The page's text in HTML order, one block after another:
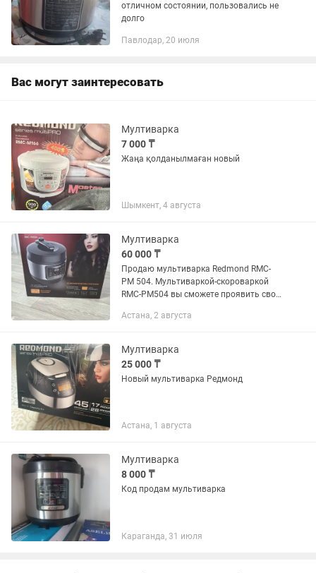
отличном состоянии, пользовались не
долго
Павлодар, 20 июля
Вас могут заинтересовать
Мултиварка
7 000 ₸
Жаңа қолданылмаған новый
Шымкент, 4 августа
Мултиварка
60 000 ₸
Продаю мультиварка Redmond RMC-
PM 504. Мультиваркой-скороваркой
RMC-PM504 вы сможете проявить свое
придерживаться здорового питания
усилий....
Астана, 2 августа
Мултиварка
25 000 ₸
Новый мультиварка Редмонд
Астана, 1 августа
Мултиварка
8 000 ₸
Код продам мультиварка
Караганда, 31 июля